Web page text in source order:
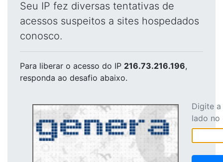
Seu IP fez diversas tentativas de
acessos suspeitos a sites hospedados
conosco.
Para liberar o acesso do IP 216.73.216.196,
responda ao desafio abaixo.
Digite
lado no